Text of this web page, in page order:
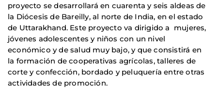
proyecto se desarrollará en cuarenta y seis aldeas de
la Diócesis de Bareilly, al norte de India, en el estado
de Uttarakhand. Este proyecto va dirigido a mujeres,
jóvenes adolescentes y niños con un nivel
económico y de salud muy bajo, y que consistirá en
la formación de cooperativas agrícolas, talleres de
corte y confección, bordado y peluquería entre otras
actividades de promoción.